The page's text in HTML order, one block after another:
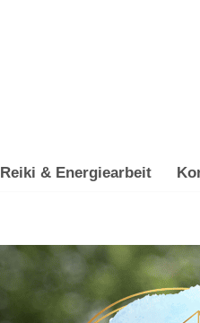
Reiki & Energiearbeit